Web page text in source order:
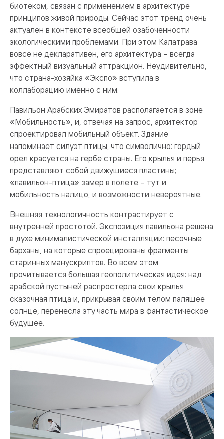
биотеком, связан с применением в архитектуре
принципов живой природы. Сейчас этот тренд очень
актуален в контексте всеобщей озабоченности
экологическими проблемами. При этом Калатрава
вовсе не декларативен, его архитектура – всегда
эффектный визуальный аттракцион. Неудивительно,
что страна-хозяйка «Экспо» вступила в
коллаборацию именно с ним.
Павильон Арабских Эмиратов располагается в зоне
«Мобильность», и, отвечая на запрос, архитектор
спроектировал мобильный объект. Здание
напоминает силуэт птицы, что символично: гордый
орел красуется на гербе страны. Его крылья и перья
представляют собой движущиеся пластины;
«павильон-птица» замер в полете – тут и
мобильность налицо, и возможности невероятные.
Внешняя технологичность контрастирует с
внутренней простотой. Экспозиция павильона решена
в духе минималистической инсталляции: песочные
барханы, на которые спроецированы фрагменты
старинных манускриптов. Во всем этом
прочитывается большая геополитическая идея: над
арабской пустыней распростерла свои крылья
сказочная птица и, прикрывая своим телом палящее
солнце, перенесла эту часть мира в фантастическое
будущее.